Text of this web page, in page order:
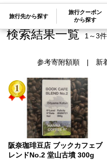
旅行先から探す
旅行クーポン
から探す
検索結果一覧 1～3
参考寄附額順| 新
阪奈珈琲豆店 ブックカフェブ
レンドNo.2 堂山古墳 300g